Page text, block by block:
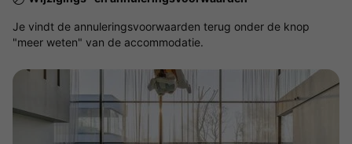
Je vindt de annuleringsvoorwaarden terug onder de knop
"meer weten" van de accommodatie.